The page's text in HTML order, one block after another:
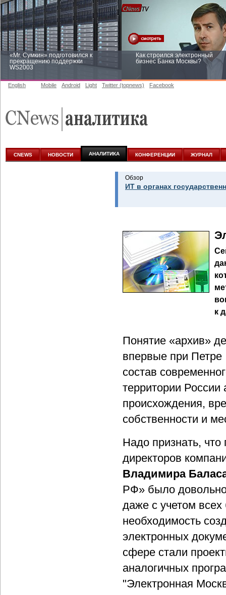
«Mr. Сумкин» подготовился к
прекращению поддержки
WS2003
Как строился электронный
бизнес Банка Москвы?
аналитике
English Mobile Android Light Twitter (topnews) Facebook
CNEWS НОВОСТИ АНАЛИТИКА КОНФЕРЕНЦИИ ЖУРНАЛ
Обзор
ИТ в органах
к
Понятие «архив»
впервые при
состав
территории России
происхождения,
собственности и
Надо признать,
директоров
Владимира
РФ» было довольно
даже с учетом всех
необходимость
электронных
сфере стали
аналогичных
"Электронная